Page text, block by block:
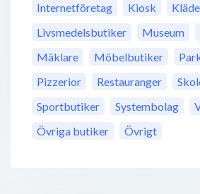
Internetföretag
Kiosk
Livsmedelsbutiker
Museum
Mäklare
Möbelbutiker
Pizzerior
Restauranger
Sportbutiker
Systembolag
Övriga butiker
Övrigt